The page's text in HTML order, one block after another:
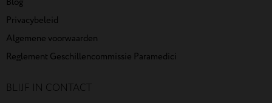
Privacybeleid
Algemene voorwaarden
Reglement Geschillencommissie Paramedici
BLIJF IN CONTACT